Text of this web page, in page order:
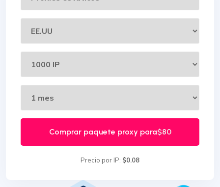
Comprar paquete proxy para$80
Precio por IP: $0.08